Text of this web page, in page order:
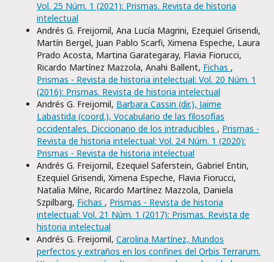
Vol. 25 Núm. 1 (2021): Prismas. Revista de historia
intelectual
Andrés G. Freijomil, Ana Lucía Magrini, Ezequiel Grisendi,
Martín Bergel, Juan Pablo Scarfi, Ximena Espeche, Laura
Prado Acosta, Martina Garategaray, Flavia Fiorucci,
Ricardo Martínez Mazzola, Anahi Ballent, Fichas ,
Prismas - Revista de historia intelectual: Vol. 20 Núm. 1
(2016): Prismas. Revista de historia intelectual
Andrés G. Freijomil, Barbara Cassin (dir.), Jaime
Labastida (coord.), Vocabulario de las filosofías
occidentales. Diccionario de los intraducibles , Prismas -
Revista de historia intelectual: Vol. 24 Núm. 1 (2020):
Prismas - Revista de historia intelectual
Andrés G. Freijomil, Ezequiel Saferstein, Gabriel Entin,
Ezequiel Grisendi, Ximena Espeche, Flavia Fiorucci,
Natalia Milne, Ricardo Martínez Mazzola, Daniela
Szpilbarg, Fichas , Prismas - Revista de historia
intelectual: Vol. 21 Núm. 1 (2017): Prismas. Revista de
historia intelectual
Andrés G. Freijomil, Carolina Martínez, Mundos
perfectos y extraños en los confines del Orbis Terrarum.